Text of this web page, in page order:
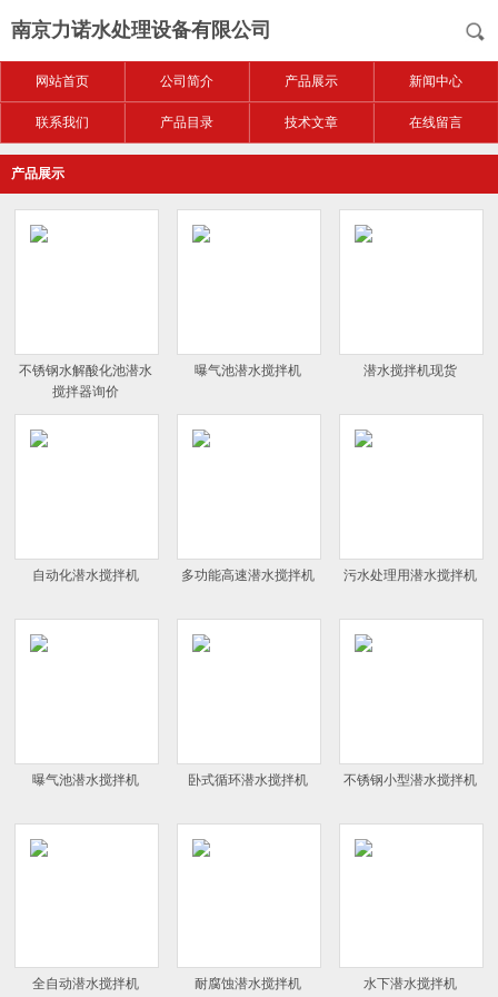
南京力诺水处理设备有限公司
网站首页 公司简介 产品展示 新闻中心
联系我们 产品目录 技术文章 在线留言
产品展示
不锈钢水解酸化池潜水
搅拌器询价
曝气池潜水搅拌机 潜水搅拌机现货
自动化潜水搅拌机 多功能高速潜水搅拌机 污水处理用潜水搅拌机
曝气池潜水搅拌机 卧式循环潜水搅拌机 不锈钢小型潜水搅拌机
全自动潜水搅拌机 耐腐蚀潜水搅拌机 水下潜水搅拌机